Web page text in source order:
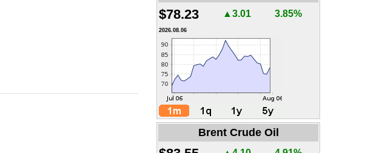
$78.23 ▲3.01 3.85%
2026.08.06
Brent Crude Oil